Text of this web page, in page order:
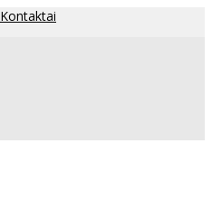
Kontaktai